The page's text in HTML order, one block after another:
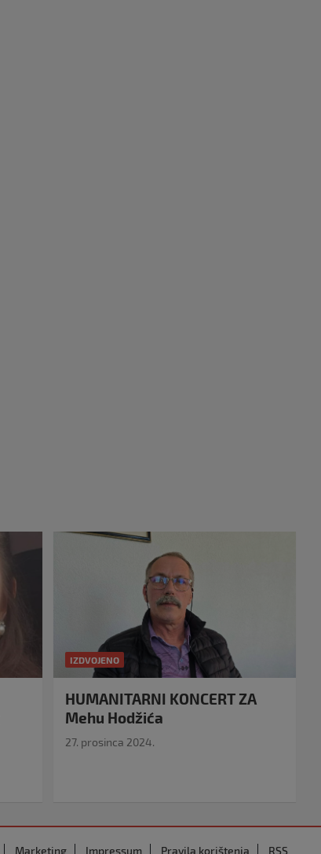
IZDVOJENO
HUMANITARNI KONCERT ZA
Mehu Hodžića
27. prosinca 2024.
Marketing Impressum Pravila korištenja RSS